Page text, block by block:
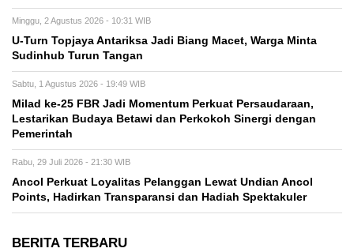
Minggu, 2 Agustus 2026 - 10:31 WIB
U-Turn Topjaya Antariksa Jadi Biang Macet, Warga Minta
Sudinhub Turun Tangan
Sabtu, 1 Agustus 2026 - 19:49 WIB
Milad ke-25 FBR Jadi Momentum Perkuat Persaudaraan,
Lestarikan Budaya Betawi dan Perkokoh Sinergi dengan
Pemerintah
Rabu, 29 Juli 2026 - 21:30 WIB
Ancol Perkuat Loyalitas Pelanggan Lewat Undian Ancol
Points, Hadirkan Transparansi dan Hadiah Spektakuler
BERITA TERBARU